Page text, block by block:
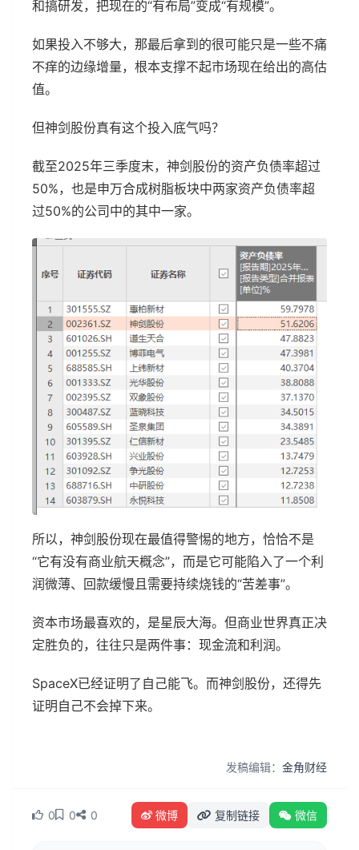
和搞研发，把现在的“有布局”变成“有规模”。
如果投入不够大，那最后拿到的很可能只是一些不痛
不痒的边缘增量，根本支撑不起市场现在给出的高估
值。
但神剑股份真有这个投入底气吗？
截至2025年三季度末，神剑股份的资产负债率超过
50%，也是申万合成树脂板块中两家资产负债率超
过50%的公司中的其中一家。
所以，神剑股份现在最值得警惕的地方，恰恰不是
“它有没有商业航天概念”，而是它可能陷入了一个利
润微薄、回款缓慢且需要持续烧钱的“苦差事”。
资本市场最喜欢的，是星辰大海。但商业世界真正决
定胜负的，往往只是两件事：现金流和利润。
SpaceX已经证明了自己能飞。而神剑股份，还得先
证明自己不会掉下来。
发稿编辑： 金角财经
0 0 0 微博 复制链接 微信